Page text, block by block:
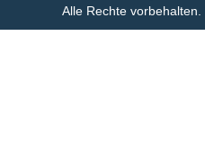
Alle Rechte vorbehalten.